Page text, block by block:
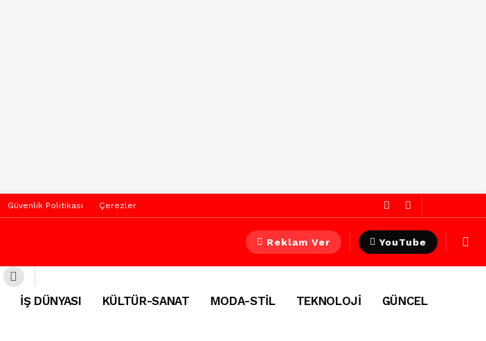
Güvenlik Politikası Çerezler
Reklam Ver YouTube
İŞ DÜNYASI KÜLTÜR-SANAT MODA-STİL TEKNOLOJİ
GÜNCEL